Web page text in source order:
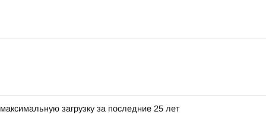
загрузку за последние 25 лет